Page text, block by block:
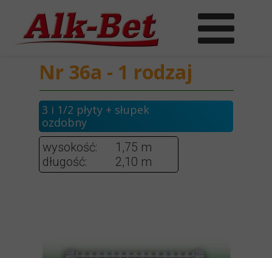
Nr 36a - 1 rodzaj
3 i 1/2 płyty + słupek
ozdobny
wysokość:
1,75 m
długość:
2,10 m